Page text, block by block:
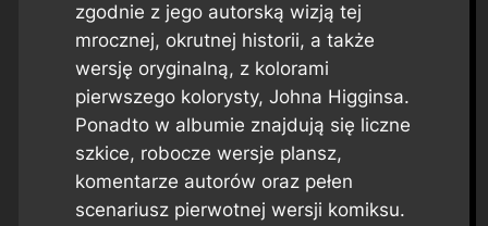
zgodnie z jego autorską wizją tej
mrocznej, okrutnej historii, a także
wersję oryginalną, z kolorami
pierwszego kolorysty, Johna Higginsa.
Ponadto w albumie znajdują się liczne
szkice, robocze wersje plansz,
komentarze autorów oraz pełen
scenariusz pierwotnej wersji komiksu.